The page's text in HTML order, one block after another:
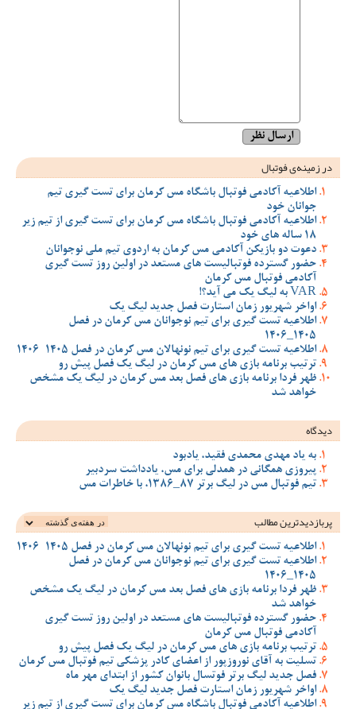
در زمینه‌ی فوتبال
اطلاعیه آکادمی فوتبال باشگاه مس کرمان برای تست گیری تیم
جوانان خود
اطلاعیه آکادمی فوتبال باشگاه مس کرمان برای تست گیری از تیم زیر
18 ساله های خود
دعوت دو بازیکن آکادمی مس کرمان به اردوی تیم ملی نوجوانان
حضور گسترده فوتبالیست های مستعد در اولین روز تست گیری
آکادمی فوتبال مس کرمان
VAR به لیگ یک می آید؟!
اواخر شهریور زمان استارت فصل جدید لیگ یک
اطلاعیه تست گیری برای تیم نوجوانان مس کرمان در فصل
1405_1406
اطلاعیه تست گیری برای تیم نونهالان مس کرمان در فصل 1405-1406
ترتیب برنامه بازی های مس کرمان در لیگ یک فصل پیش رو
ظهر فردا برنامه بازی های فصل بعد مس کرمان در لیگ یک مشخص
خواهد شد
دیدگاه
به یاد مهدی محمدی فقید، یادبود
پیروزی همگانی در همدلی برای مس، یادداشت سردبیر
تیم فوتبال مس در لیگ برتر 87_1386، با خاطرات مس
پربازدیدترین‌ مطالب
اطلاعیه تست گیری برای تیم نونهالان مس کرمان در فصل 1405-1406
اطلاعیه تست گیری برای تیم نوجوانان مس کرمان در فصل
1405_1406
ظهر فردا برنامه بازی های فصل بعد مس کرمان در لیگ یک مشخص
خواهد شد
حضور گسترده فوتبالیست های مستعد در اولین روز تست گیری
آکادمی فوتبال مس کرمان
ترتیب برنامه بازی های مس کرمان در لیگ یک فصل پیش رو
تسلیت به آقای نوروزپور از اعضای کادر پزشکی تیم فوتبال مس کرمان
فصل جدید لیگ برتر فوتسال بانوان کشور از ابتدای مهر ماه
اواخر شهریور زمان استارت فصل جدید لیگ یک
اطلاعیه آکادمی فوتبال باشگاه مس کرمان برای تست گیری از تیم زیر